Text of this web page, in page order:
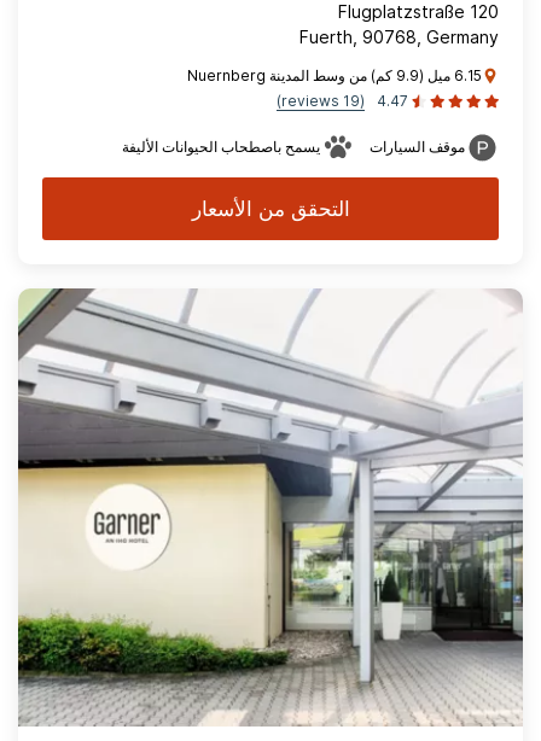
Flugplatzstraße 120
Fuerth, 90768, Germany
6.15 ميل (9.9 كم) من وسط المدينة Nuernberg
4.47
(19 reviews)
موقف السيارات يسمح باصطحاب الحيوانات الأليفة
التحقق من الأسعار